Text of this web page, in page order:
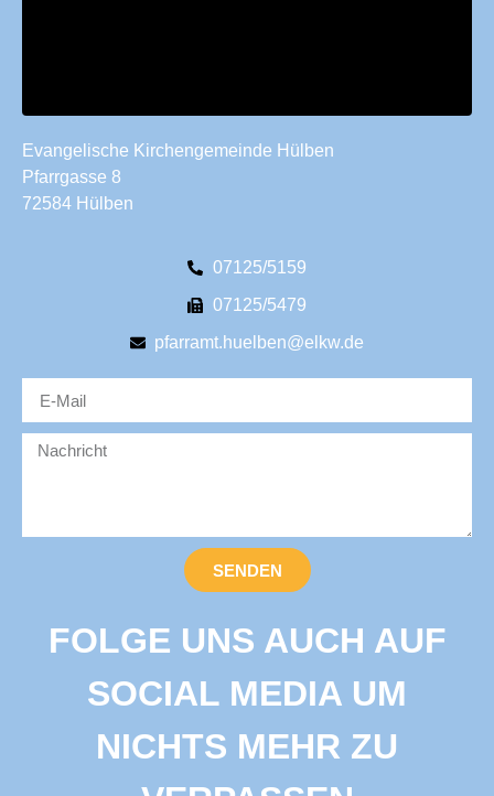
Evangelische Kirchengemeinde Hülben
Pfarrgasse 8
72584 Hülben
07125/5159
07125/5479
pfarramt.huelben@elkw.de
SENDEN
FOLGE UNS AUCH AUF
SOCIAL MEDIA UM
NICHTS MEHR ZU